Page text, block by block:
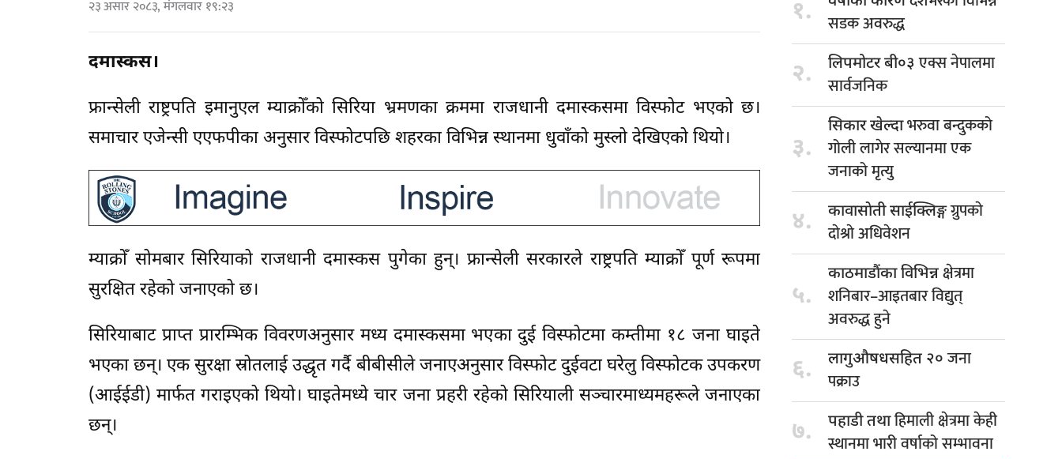
२३ असार २०८३, मंगलवार १९:२३
दमास्कस।
फ्रान्सेली राष्ट्रपति इमानुएल म्याक्रोँको सिरिया भ्रमणका क्रममा राजधानी दमास्कसमा विस्फोट भएको छ।
समाचार एजेन्सी एएफपीका अनुसार विस्फोटपछि शहरका विभिन्न स्थानमा धुवाँको मुस्लो देखिएको थियो।
म्याक्रोँ सोमबार सिरियाको राजधानी दमास्कस पुगेका हुन्। फ्रान्सेली सरकारले राष्ट्रपति म्याक्रोँ पूर्ण रूपमा
सुरक्षित रहेको जनाएको छ।
सिरियाबाट प्राप्त प्रारम्भिक विवरणअनुसार मध्य दमास्कसमा भएका दुई विस्फोटमा कम्तीमा १८ जना घाइते
भएका छन्। एक सुरक्षा स्रोतलाई उद्धृत गर्दै बीबीसीले जनाएअनुसार विस्फोट दुईवटा घरेलु विस्फोटक उपकरण
(आईईडी) मार्फत गराइएको थियो। घाइतेमध्ये चार जना प्रहरी रहेको सिरियाली सञ्चारमाध्यमहरूले जनाएका
छन्।
१.
सडक अवरुद्ध
२. लिपमोटर बी०३एक्स नेपालमा
सार्वजनिक
३.
सिकार खेल्दाभरुवा बन्दुकको
गोली लागेर सल्यानमा एक
जनाको मृत्यु
४. कावासाेती साईक्लिङ्गग्रुपकाे
दाेश्राे अधिवेशन
५.
काठमाडौंका विभिन्नक्षेत्रमा
शनिबार–आइतबार विद्युत्
अवरुद्ध हुने
६. लागुऔषधसहित २०जना
पक्राउ
७. पहाडी तथाहिमाली क्षेत्रमा केही
स्थानमा भारी वर्षाको सम्भावना